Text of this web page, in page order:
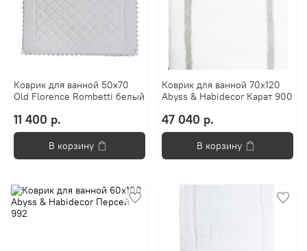
Коврик для ванной 50х70
Old Florence Rombetti белый
11 400 р.
В корзину
Коврик для ванной 70х120
Abyss & Habidecor Карат 900
47 040 р.
В корзину